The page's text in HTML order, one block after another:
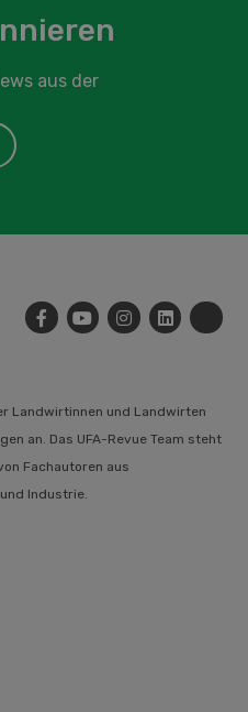
aus der
Landwirtinnen und Landwirten
an. Das UFA-Revue Team steht
Fachautoren aus
Industrie.